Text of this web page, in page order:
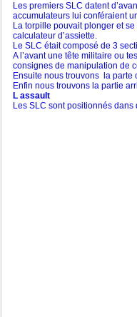
Les premiers SLC datent
accumulateurs lui conféraient
La torpille pouvait plonger et
calculateur d’assiette.
Le SLC était composé de 3
A l’avant une tête militaire ou
consignes de manipulation de
Ensuite nous trouvons la parte
Enfin nous trouvons la partie
L assault
Les SLC sont positionnés